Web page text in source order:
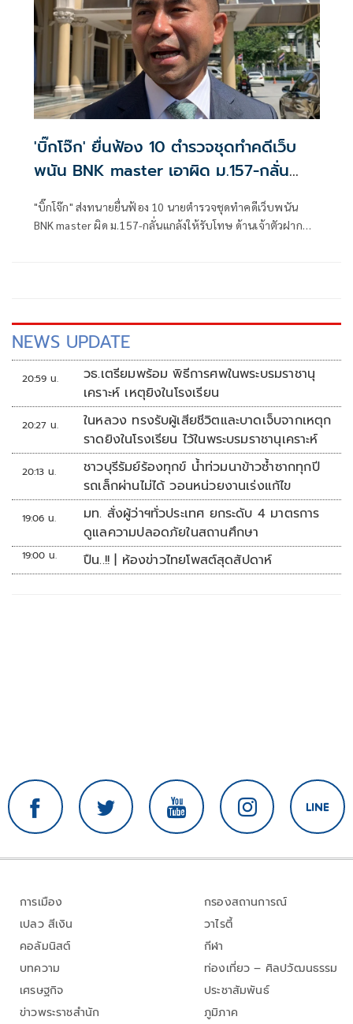
'บิ๊กโจ๊ก' ยื่นฟ้อง 10 ตำรวจชุดทำคดีเว็บ
พนัน BNK master เอาผิด ม.157-กลั่น
แกล้งให้รับโทษ
"บิ๊กโจ๊ก" ส่งทนายยื่นฟ้อง 10 นายตำรวจชุดทำคดีเว็บพนัน
BNK master ผิด ม.157-กลั่นแกล้งให้รับโทษ ด้านเจ้าตัวฝาก
NEWS UPDATE
20:59 น.
วธ.เตรียมพร้อม พิธีการศพในพระบรมราชานุ
เคราะห์ เหตุยิงในโรงเรียน
20:27 น.
ในหลวง ทรงรับผู้เสียชีวิตและบาดเจ็บจากเหตุก
ราดยิงในโรงเรียน ไว้ในพระบรมราชานุเคราะห์
20:13 น.
ชาวบุรีรัมย์ร้องทุกข์ น้ำท่วมนาข้าวซ้ำซากทุกปี
รถเล็กผ่านไม่ได้ วอนหน่วยงานเร่งแก้ไข
19:06 น.
มท. สั่งผู้ว่าฯทั่วประเทศ ยกระดับ 4 มาตรการ
ดูแลความปลอดภัยในสถานศึกษา
19:00 น. ปืน..!! | ห้องข่าวไทยโพสต์สุดสัปดาห์
การเมือง
เปลว สีเงิน
คอลัมนิสต์
บทความ
เศรษฐกิจ
ข่าวพระราชสำนัก
กรองสถานการณ์
วาไรตี้
กีฬา
ท่องเที่ยว – ศิลปวัฒนธรรม
ประชาสัมพันธ์
ภูมิภาค